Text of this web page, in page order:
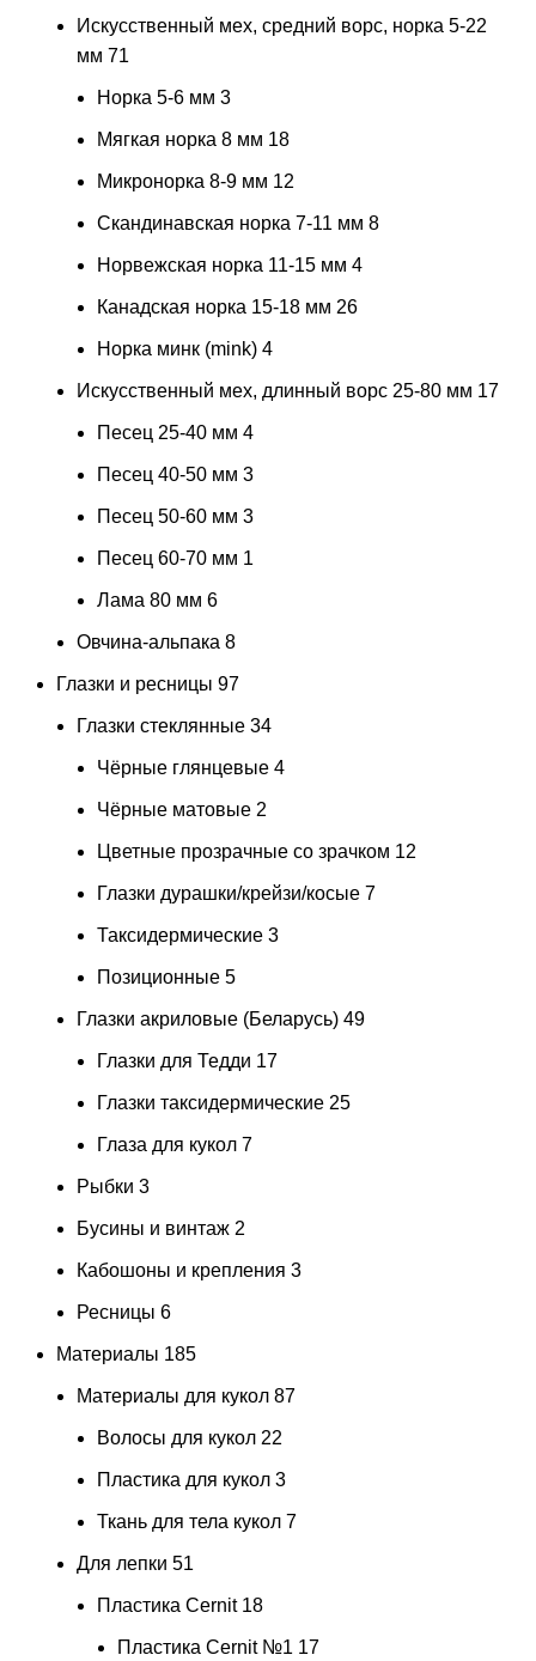
Искусственный мех, средний ворс, норка 5-22
мм 71
Норка 5-6 мм 3
Мягкая норка 8 мм 18
Микронорка 8-9 мм 12
Скандинавская норка 7-11 мм 8
Норвежская норка 11-15 мм 4
Канадская норка 15-18 мм 26
Норка минк (mink) 4
Искусственный мех, длинный ворс 25-80 мм 17
Песец 25-40 мм 4
Песец 40-50 мм 3
Песец 50-60 мм 3
Песец 60-70 мм 1
Лама 80 мм 6
Овчина-альпака 8
Глазки и ресницы 97
Глазки стеклянные 34
Чёрные глянцевые 4
Чёрные матовые 2
Цветные прозрачные со зрачком 12
Глазки дурашки/крейзи/косые 7
Таксидермические 3
Позиционные 5
Глазки акриловые (Беларусь) 49
Глазки для Тедди 17
Глазки таксидермические 25
Глаза для кукол 7
Рыбки 3
Бусины и винтаж 2
Кабошоны и крепления 3
Ресницы 6
Материалы 185
Материалы для кукол 87
Волосы для кукол 22
Пластика для кукол 3
Ткань для тела кукол 7
Для лепки 51
Пластика Cernit 18
Пластика Cernit №1 17